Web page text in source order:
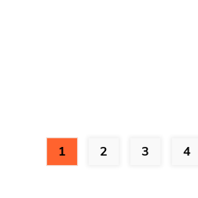
1 2 3 4